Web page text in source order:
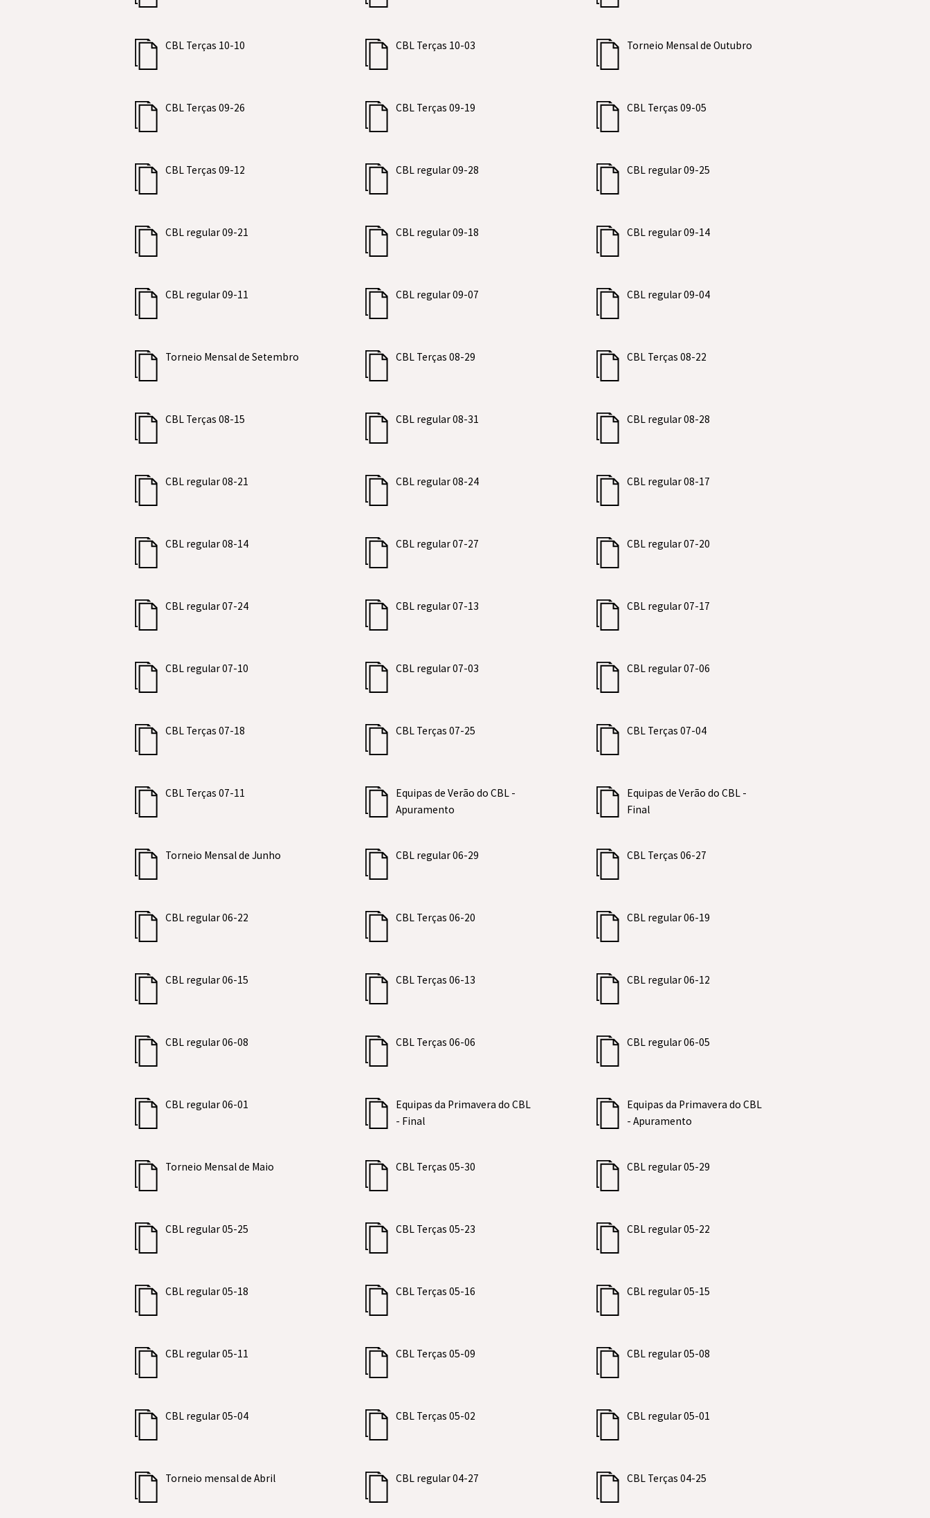
CBL Terças 10-10 CBL Terças 10-03 Torneio Mensal de Outubro
CBL Terças 09-26 CBL Terças 09-19 CBL Terças 09-05
CBL Terças 09-12 CBL regular 09-28 CBL regular 09-25
CBL regular 09-21 CBL regular 09-18 CBL regular 09-14
CBL regular 09-11 CBL regular 09-07 CBL regular 09-04
Torneio Mensal de Setembro CBL Terças 08-29 CBL Terças 08-22
CBL Terças 08-15 CBL regular 08-31 CBL regular 08-28
CBL regular 08-21 CBL regular 08-24 CBL regular 08-17
CBL regular 08-14 CBL regular 07-27 CBL regular 07-20
CBL regular 07-24 CBL regular 07-13 CBL regular 07-17
CBL regular 07-10 CBL regular 07-03 CBL regular 07-06
CBL Terças 07-18 CBL Terças 07-25 CBL Terças 07-04
CBL Terças 07-11
Equipas de Verão do CBL -
Apuramento
Equipas de Verão do CBL -
Final
Torneio Mensal de Junho CBL regular 06-29 CBL Terças 06-27
CBL regular 06-22 CBL Terças 06-20 CBL regular 06-19
CBL regular 06-15 CBL Terças 06-13 CBL regular 06-12
CBL regular 06-08 CBL Terças 06-06 CBL regular 06-05
CBL regular 06-01
Equipas da Primavera do CBL
- Final
Equipas da Primavera do CBL
- Apuramento
Torneio Mensal de Maio CBL Terças 05-30 CBL regular 05-29
CBL regular 05-25 CBL Terças 05-23 CBL regular 05-22
CBL regular 05-18 CBL Terças 05-16 CBL regular 05-15
CBL regular 05-11 CBL Terças 05-09 CBL regular 05-08
CBL regular 05-04 CBL Terças 05-02 CBL regular 05-01
Torneio mensal de Abril CBL regular 04-27 CBL Terças 04-25